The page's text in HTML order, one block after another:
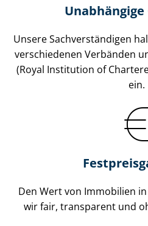
Unsere Sach­ver­stän­di­gen
verschiedenen Verbänden
(Royal Institution of
ein.
Den Wert von Immobilien
wir fair, transparent und